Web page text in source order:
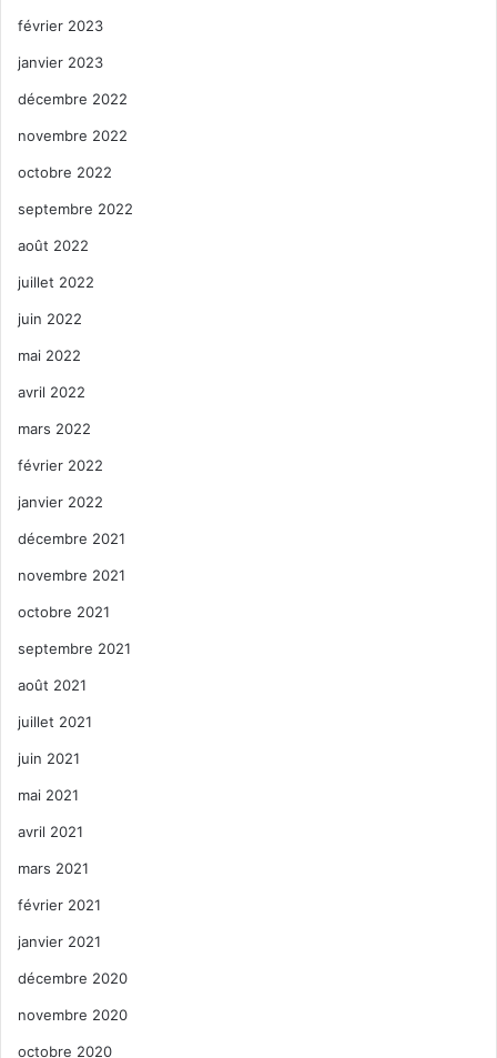
février 2023
janvier 2023
décembre 2022
novembre 2022
octobre 2022
septembre 2022
août 2022
juillet 2022
juin 2022
mai 2022
avril 2022
mars 2022
février 2022
janvier 2022
décembre 2021
novembre 2021
octobre 2021
septembre 2021
août 2021
juillet 2021
juin 2021
mai 2021
avril 2021
mars 2021
février 2021
janvier 2021
décembre 2020
novembre 2020
octobre 2020